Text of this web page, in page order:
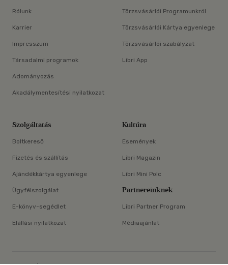
Rólunk
Karrier
Impresszum
Társadalmi programok
Adományozás
Akadálymentesítési nyilatkozat
Törzsvásárlói Programunkról
Törzsvásárlói Kártya egyenlege
Törzsvásárlói szabályzat
Libri App
Szolgáltatás
Boltkereső
Fizetés és szállítás
Ajándékkártya egyenlege
Ügyfélszolgálat
E-könyv-segédlet
Elállási nyilatkozat
Kultúra
Események
Libri Magazin
Libri Mini Polc
Partnereinknek
Libri Partner Program
Médiaajánlat